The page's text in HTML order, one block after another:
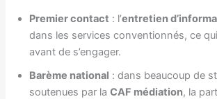
Premier contact : l’entretien
dans les services conventionnés, ce
avant de s’engager.
Barème national : dans beaucoup de
soutenues par laCAF médiation, la